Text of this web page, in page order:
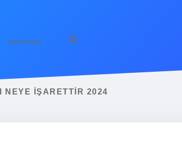
Hakkımızda
NEYE IŞARETTIR 2024